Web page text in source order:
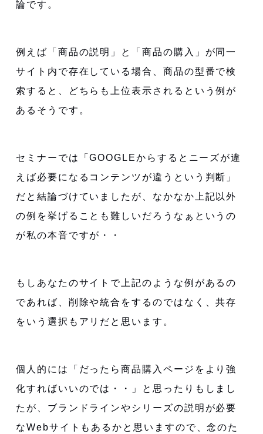
論です。
例えば「商品の説明」と「商品の購入」が同一
サイト内で存在している場合、商品の型番で検
索すると、どちらも上位表示されるという例が
あるそうです。
セミナーでは「GOOGLEからするとニーズが違
えば必要になるコンテンツが違うという判断」
だと結論づけていましたが、なかなか上記以外
の例を挙げることも難しいだろうなぁというの
が私の本音ですが・・
もしあなたのサイトで上記のような例があるの
であれば、削除や統合をするのではなく、共存
をいう選択もアリだと思います。
個人的には「だったら商品購入ページをより強
化すればいいのでは・・」と思ったりもしまし
たが、ブランドラインやシリーズの説明が必要
なWebサイトもあるかと思いますので、念のた